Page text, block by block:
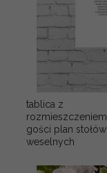
tablica z
rozmieszczeniem
gości plan stołów
weselnych